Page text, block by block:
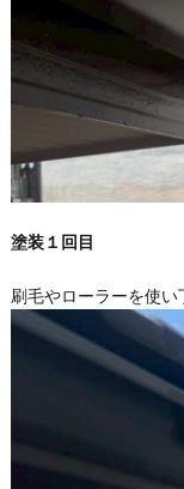
塗装１回目
刷毛やローラーを使い